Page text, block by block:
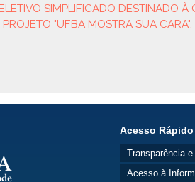
SIMPLIFICADO DESTINADO
PROJETO "UFBA MOSTRA SUA CARA".
Acesso Rápido
Transparência
Acesso à